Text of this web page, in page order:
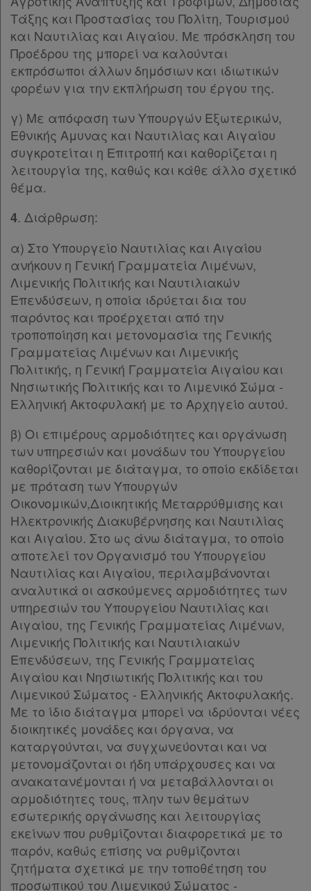
Συνδρομής
Ατομική
συνδρομή
Ομαδικά
πακέτα
Παροχές
συνδρομητές
Ενεργοί
συνδρομητές
Τα
αγαπημένα
μου
Οι
σημειώσεις
μου
Ψάχνω
και
δε
βρίσκω
Παρ.1
Παρ.2
Άρθρο 16 [-]
Παρ.1
Παρ.2
Παρ.1
Παρ.2
Παρ.3
Παρ.4
Παρ.7
Άρθρο 18 [-]
Παρ.1
Παρ.2
Παρ.3
Παρ.4
Παρ.5
ΚΕΦΑΛΑΙΟ Ε΄ [-]
Άρθρο 19 [-]
Παρ.1
Παρ.2
Παρ.3
Άρθρο 20 [-]
Παρ.1
Παρ.2
Άρθρο 21 [-]
Παρ.1
Παρ.2
Παρ.3
Άρθρο 22 [-]
Παρ.1
Παρ.2
Άρθρο 23
Άρθρο 24
Άρθρο 25 [-]
Παρ.1
Παρ.2
Άρθρον 26 [-]
Παρ.1
Παρ.2
Παρ.3
Άρθρον 27
[-]
Παρ.1
Παρ.2
Παρ.3
Παρ.4
Παρ.4α
Παρ.5
Άρθρον 28 [-]
Τάξης και Προστασίας του Πολίτη, Τουρισμού
και Ναυτιλίας και Αιγαίου. Με πρόσκληση του
Προέδρου της μπορεί να καλούνται
εκπρόσωποι άλλων δημόσιων και ιδιωτικών
φορέων για την εκπλήρωση του έργου της.
γ) Με απόφαση των Υπουργών Εξωτερικών,
Εθνικής Αμυνας και Ναυτιλίας και Αιγαίου
συγκροτείται η Επιτροπή και καθορίζεται η
λειτουργία της, καθώς και κάθε άλλο σχετικό
θέμα.
4. Διάρθρωση:
α) Στο Υπουργείο Ναυτιλίας και Αιγαίου
ανήκουν η Γενική Γραμματεία Λιμένων,
Λιμενικής Πολιτικής και Ναυτιλιακών
Επενδύσεων, η οποία ιδρύεται δια του
παρόντος και προέρχεται από την
τροποποίηση και μετονομασία της Γενικής
Γραμματείας Λιμένων και Λιμενικής
Πολιτικής, η Γενική Γραμματεία Αιγαίου και
Νησιωτικής Πολιτικής και το Λιμενικό Σώμα -
Ελληνική Ακτοφυλακή με το Αρχηγείο αυτού.
β) Οι επιμέρους αρμοδιότητες και οργάνωση
των υπηρεσιών και μονάδων του Υπουργείου
καθορίζονται με διάταγμα, το οποίο εκδίδεται
με πρόταση των Υπουργών
Οικονομικών,Διοικητικής Μεταρρύθμισης και
Ηλεκτρονικής Διακυβέρνησης και Ναυτιλίας
και Αιγαίου. Στο ως άνω διάταγμα, το οποίο
αποτελεί τον Οργανισμό του Υπουργείου
Ναυτιλίας και Αιγαίου, περιλαμβάνονται
αναλυτικά οι ασκούμενες αρμοδιότητες των
υπηρεσιών του Υπουργείου Ναυτιλίας και
Αιγαίου, της Γενικής Γραμματείας Λιμένων,
Λιμενικής Πολιτικής και Ναυτιλιακών
Επενδύσεων, της Γενικής Γραμματείας
Αιγαίου και Νησιωτικής Πολιτικής και του
Λιμενικού Σώματος - Ελληνικής Ακτοφυλακής.
Με το ίδιο διάταγμα μπορεί να ιδρύονται νέες
διοικητικές μονάδες και όργανα, να
καταργούνται, να συγχωνεύονται και να
μετονομάζονται οι ήδη υπάρχουσες και να
ανακατανέμονται ή να μεταβάλλονται οι
αρμοδιότητες τους, πλην των θεμάτων
εσωτερικής οργάνωσης και λειτουργίας
εκείνων που ρυθμίζονται διαφορετικά με το
παρόν, καθώς επίσης να ρυθμίζονται
ζητήματα σχετικά με την τοποθέτηση του
προσωπικού του Λιμενικού Σώματος -